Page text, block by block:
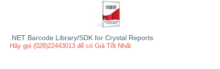
.NET Barcode Library/SDK for Crystal Reports
Hãy gọi (028)22443013 để có Giá Tốt Nhất